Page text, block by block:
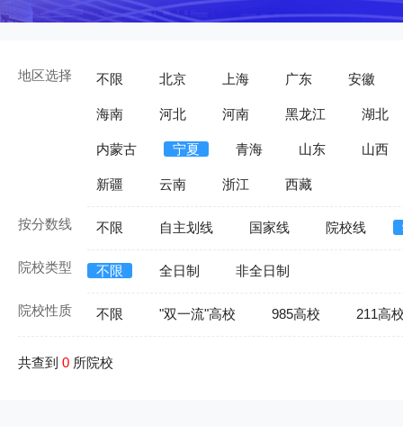
地区选择 不限 北京 上海 广东 安徽
海南 河北 河南 黑龙江 湖北
内蒙古 宁夏 青海 山东 山西
新疆 云南 浙江 西藏
按分数线 不限 自主划线 国家线 院校线
院校类型 不限 全日制 非全日制
院校性质 不限 "双一流"高校 985高校 211高
共查到 0 所院校